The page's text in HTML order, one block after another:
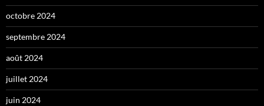
octobre 2024
septembre 2024
août 2024
juillet 2024
juin 2024